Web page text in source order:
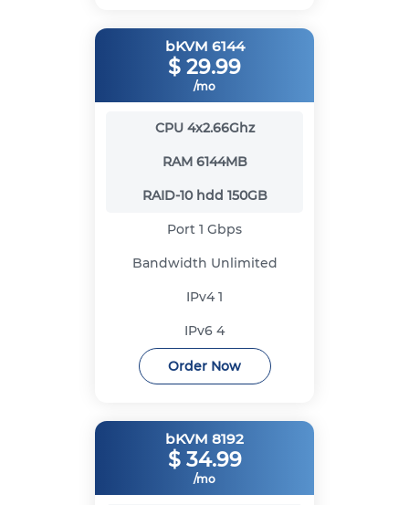
bKVM 6144
$ 29.99
/mo
CPU 4x2.66Ghz
RAM 6144MB
RAID-10 hdd 150GB
Port 1 Gbps
Bandwidth Unlimited
IPv41
IPv6 4
Order Now
bKVM 8192
$ 34.99
/mo